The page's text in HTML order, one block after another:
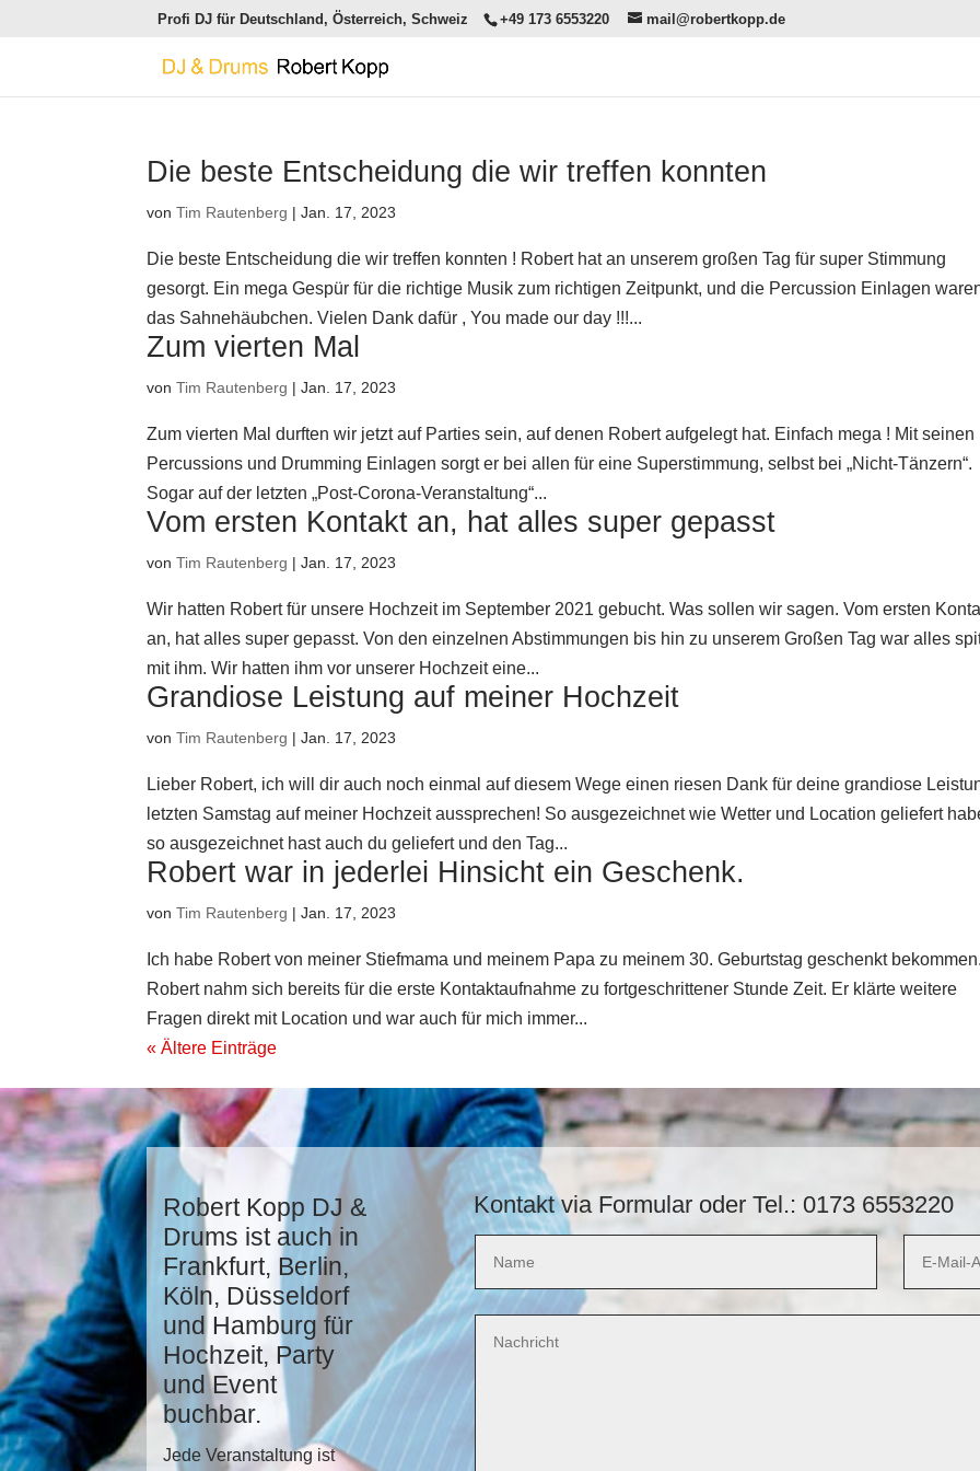
Profi DJ für Deutschland, Österreich, Schweiz +49 173 6553220 mail@robertkopp.de
Die beste Entscheidung die wir treffen konnten
vonTim Rautenberg |Jan. 17, 2023
Die beste Entscheidung die wir treffen konnten ! Robert hat an unserem großen Tag für super Stimmung
gesorgt. Ein mega Gespür für die richtige Musik zum richtigen Zeitpunkt, und die Percussion Einlagen
das Sahnehäubchen. Vielen Dank dafür , You made our day !!!...
Zum vierten Mal
vonTim Rautenberg |Jan. 17, 2023
Zum vierten Mal durften wir jetzt auf Parties sein, auf denen Robert aufgelegt hat. Einfach mega ! Mit seinen
Percussions und Drumming Einlagen sorgt er bei allen für eine Superstimmung, selbst bei „Nicht-Tänzern“.
Sogar auf der letzten „Post-Corona-Veranstaltung“...
Vom ersten Kontakt an, hat alles super gepasst
vonTim Rautenberg |Jan. 17, 2023
Wir hatten Robert für unsere Hochzeit im September 2021 gebucht. Was sollen wir sagen. Vom ersten
an, hat alles super gepasst. Von den einzelnen Abstimmungen bis hin zu unserem Großen Tag war alles
mit ihm. Wir hatten ihm vor unserer Hochzeit eine...
Grandiose Leistung auf meiner Hochzeit
vonTim Rautenberg |Jan. 17, 2023
Lieber Robert, ich will dir auch noch einmal auf diesem Wege einen riesen Dank für deine grandiose
letzten Samstag auf meiner Hochzeit aussprechen! So ausgezeichnet wie Wetter und Location geliefert
so ausgezeichnet hast auch du geliefert und den Tag...
Robert war in jederlei Hinsicht ein Geschenk.
vonTim Rautenberg |Jan. 17, 2023
Ich habe Robert von meiner Stiefmama und meinem Papa zu meinem 30. Geburtstag geschenkt bekommen.
Robert nahm sich bereits für die erste Kontaktaufnahme zu fortgeschrittener Stunde Zeit. Er klärte weitere
Fragen direkt mit Location und war auch für mich immer...
« Ältere Einträge
Robert Kopp DJ &
Drums ist auch in
Frankfurt, Berlin,
Köln, Düsseldorf
und Hamburg für
Hochzeit, Party
und Event
buchbar.
Jede Veranstaltung ist
Kontakt via Formular oder Tel.: 0173 6553220